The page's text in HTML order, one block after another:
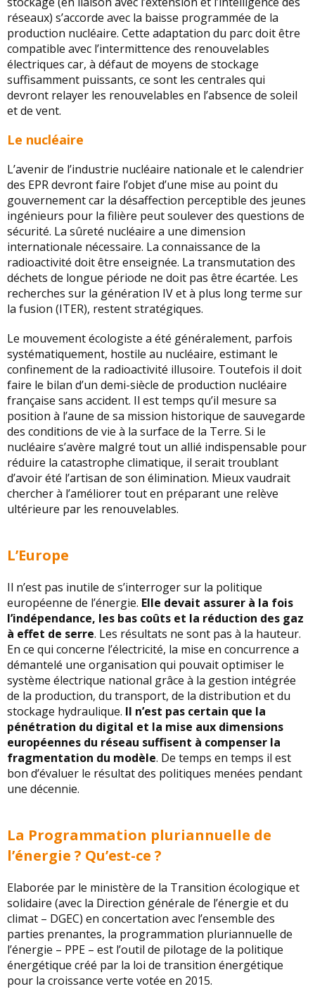
réseaux) s’accorde avec la baisse programmée de la
production nucléaire. Cette adaptation du parc doit être
compatible avec l’intermittence des renouvelables
électriques car, à défaut de moyens de stockage
suffisamment puissants, ce sont les centrales qui
devront relayer les renouvelables en l’absence de soleil
et de vent.
Le nucléaire
L’avenir de l’industrie nucléaire nationale et le calendrier
des EPR devront faire l’objet d’une mise au point du
gouvernement car la désaffection perceptible des jeunes
ingénieurs pour la filière peut soulever des questions de
sécurité. La sûreté nucléaire a une dimension
internationale nécessaire. La connaissance de la
radioactivité doit être enseignée. La transmutation des
déchets de longue période ne doit pas être écartée. Les
recherches sur la génération IV et à plus long terme sur
la fusion (ITER), restent stratégiques.
Le mouvement écologiste a été généralement, parfois
systématiquement, hostile au nucléaire, estimant le
confinement de la radioactivité illusoire. Toutefois il doit
faire le bilan d’un demi-siècle de production nucléaire
française sans accident. Il est temps qu’il mesure sa
position à l’aune de sa mission historique de sauvegarde
des conditions de vie à la surface de la Terre. Si le
nucléaire s’avère malgré tout un allié indispensable pour
réduire la catastrophe climatique, il serait troublant
d’avoir été l’artisan de son élimination. Mieux vaudrait
chercher à l’améliorer tout en préparant une relève
ultérieure par les renouvelables.
L’Europe
Il n’est pas inutile de s’interroger sur la politique
européenne de l’énergie. Elle devait assurer à la fois
l’indépendance, les bas coûts et la réduction des gaz
à effet de serre. Les résultats ne sont pas à la hauteur.
En ce qui concerne l’électricité, la mise en concurrence a
démantelé une organisation qui pouvait optimiser le
système électrique national grâce à la gestion intégrée
de la production, du transport, de la distribution et du
stockage hydraulique. Il n’est pas certain que la
pénétration du digital et la mise aux dimensions
européennes du réseau suffisent à compenser la
fragmentation du modèle. De temps en temps il est
bon d’évaluer le résultat des politiques menées pendant
une décennie.
La Programmation pluriannuelle de
l’énergie ? Qu’est-ce ?
Elaborée par le ministère de la Transition écologique et
solidaire (avec la Direction générale de l’énergie et du
climat – DGEC) en concertation avec l’ensemble des
parties prenantes, la programmation pluriannuelle de
l’énergie – PPE – est l’outil de pilotage de la politique
énergétique créé par la loi de transition énergétique
pour la croissance verte votée en 2015.